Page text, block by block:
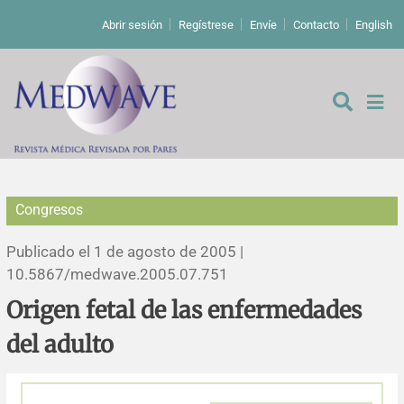
Abrir sesión Regístrese Envíe Contacto English
De los editores
Editoriales
Comentarios
Estudios originales
Congresos
Publicado el 1 de agosto de 2005 |
10.5867/medwave.2005.07.751
Origen fetal de las enfermedades
del adulto